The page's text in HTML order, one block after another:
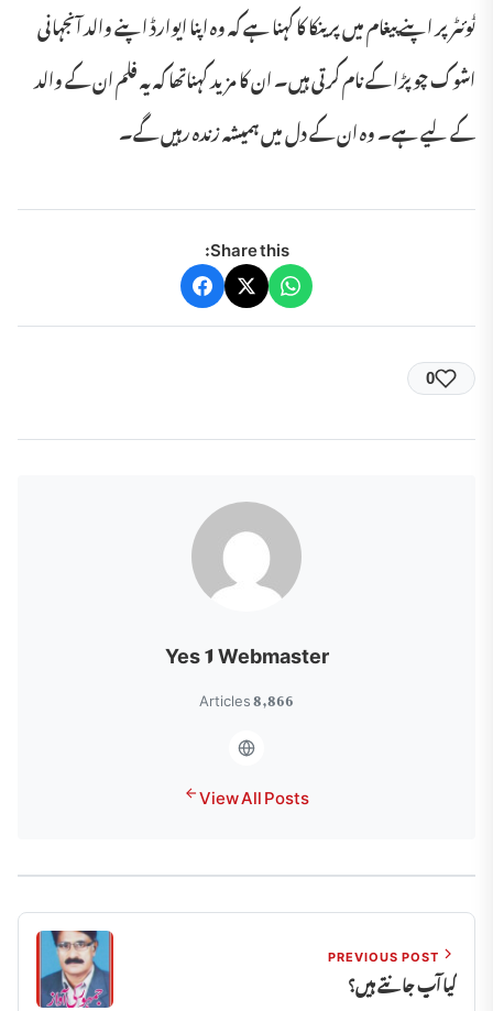
ٹوئٹر پر اپنے پیغام میں پرینکا کا کہنا ہے کہ وہ اپنا ایوارڈ اپنے والد آنجہانی
اشوک چوپڑا کے نام کرتی ہیں۔ ان کا مزید کہناتھا کہ یہ فلم ان کے والد
کے لیے ہے۔ وہ ان کے دل میں ہمیشہ زندہ رہیں گے۔
Share this:
0
Yes 1 Webmaster
8,866 Articles
View All Posts
PREVIOUS POST
کیا آپ جانتے ہیں؟